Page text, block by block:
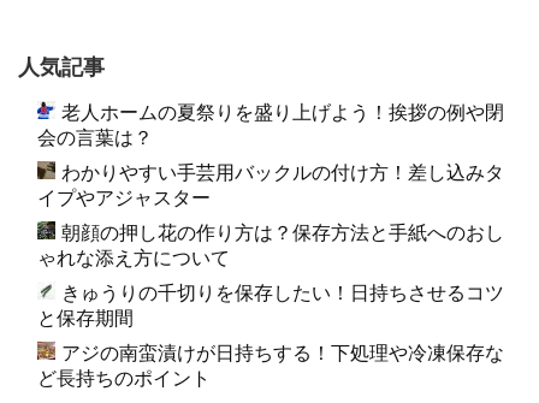
人気記事
老人ホームの夏祭りを盛り上げよう！挨拶の例や閉
会の言葉は？
わかりやすい手芸用バックルの付け方！差し込みタ
イプやアジャスター
朝顔の押し花の作り方は？保存方法と手紙へのおし
ゃれな添え方について
きゅうりの千切りを保存したい！日持ちさせるコツ
と保存期間
アジの南蛮漬けが日持ちする！下処理や冷凍保存な
ど長持ちのポイント